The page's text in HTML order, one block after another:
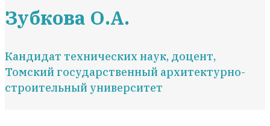
Зубкова О.А.
Кандидат технических наук, доцент,
Томский государственный архитектурно-
строительный университет